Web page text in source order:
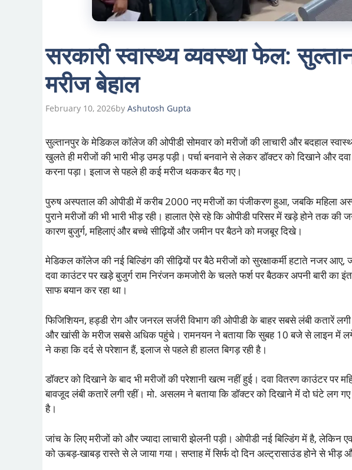
सरकारी स्वास्थ्य व्यवस्था फेल:
मरीज बेहाल
February 10, 2026by Ashutosh Gupta
सुल्तानपुर के मेडिकल कॉलेज की ओपीडी सोमवार को मरीजों की लाचारी और बदहाल
खुलते ही मरीजों की भारी भीड़ उमड़ पड़ी। पर्चा बनवाने से लेकर डॉक्टर को दिखाने और
करना पड़ा। इलाज से पहले ही कई मरीज थककर बैठ गए।
पुरुष अस्पताल की ओपीडी में करीब 2000 नए मरीजों का पंजीकरण हुआ, जबकि महिला
पुराने मरीजों की भी भारी भीड़ रही। हालात ऐसे रहे कि ओपीडी परिसर में खड़े होने तक की
कारण बुजुर्ग, महिलाएं और बच्चे सीढ़ियों और जमीन पर बैठने को मजबूर दिखे।
मेडिकल कॉलेज की नई बिल्डिंग की सीढ़ियों पर बैठे मरीजों को सुरक्षाकर्मी हटाते नजर
दवा काउंटर पर खड़े बुजुर्ग राम निरंजन कमजोरी के चलते फर्श पर बैठकर अपनी बारी का
साफ बयान कर रहा था।
फिजिशियन, हड्डी रोग और जनरल सर्जरी विभाग की ओपीडी के बाहर सबसे लंबी कतारें
और खांसी के मरीज सबसे अधिक पहुंचे। रामनयन ने बताया कि सुबह 10 बजे से लाइन में
ने कहा कि दर्द से परेशान हैं, इलाज से पहले ही हालत बिगड़ रही है।
डॉक्टर को दिखाने के बाद भी मरीजों की परेशानी खत्म नहीं हुई। दवा वितरण काउंटर पर
बावजूद लंबी कतारें लगी रहीं। मो. असलम ने बताया कि डॉक्टर को दिखाने में दो घंटे लग
है।
जांच के लिए मरीजों को और ज्यादा लाचारी झेलनी पड़ी। ओपीडी नई बिल्डिंग में है, लेकिन
को ऊबड़-खाबड़ रास्ते से ले जाया गया। सप्ताह में सिर्फ दो दिन अल्ट्रासाउंड होने से भीड़